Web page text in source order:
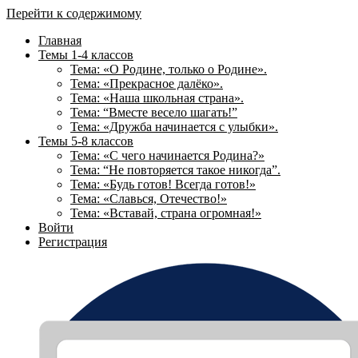
Перейти к содержимому
Главная
Темы 1-4 классов
Тема: «О Родине, только о Родине».
Тема: «Прекрасное далёко».
Тема: «Наша школьная страна».
Тема: “Вместе весело шагать!”
Тема: «Дружба начинается с улыбки».
Темы 5-8 классов
Тема: «С чего начинается Родина?»
Тема: “Не повторяется такое никогда”.
Тема: «Будь готов! Всегда готов!»
Тема: «Славься, Отечество!»
Тема: «Вставай, страна огромная!»
Войти
Регистрация